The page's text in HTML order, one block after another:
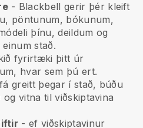
- Blackbell gerir þér kleift
pöntunum, bókunum,
þínu, deildum og
stað.
fyrirtæki þitt úr
hvar sem þú ert.
greitt þegar í stað, búðu
vitna til viðskiptavina
-ef viðskiptavinur